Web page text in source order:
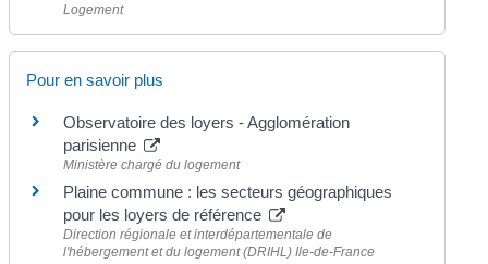
Logement
Pour en savoir plus
Observatoire des loyers - Agglomération
parisienne
Ministère chargé du logement
Plaine commune : les secteurs géographiques
pour les loyers de référence
Direction régionale et interdépartementale de
l'hébergement et du logement (DRIHL) Ile-de-France